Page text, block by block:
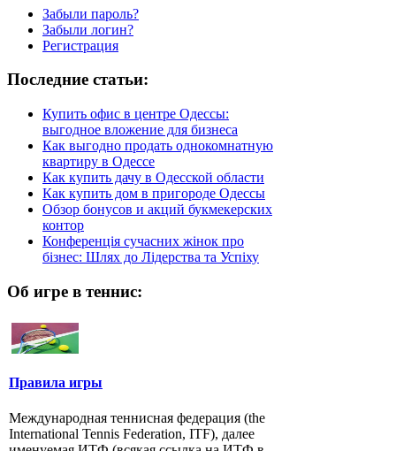
Забыли пароль?
Забыли логин?
Регистрация
Последние статьи:
Купить офис в центре Одессы:
выгодное вложение для бизнеса
Как выгодно продать однокомнатную
квартиру в Одессе
Как купить дачу в Одесской области
Как купить дом в пригороде Одессы
Обзор бонусов и акций букмекерских
контор
Конференція сучасних жінок про
бізнес: Шлях до Лідерства та Успіху
Об игре в теннис:
Правила игры
Международная теннисная федерация (the
International Tennis Federation, ITF), далее